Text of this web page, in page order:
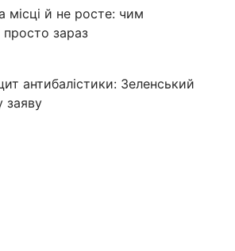
місці й не росте: чим
просто зараз
антибалістики: Зеленський
заяву